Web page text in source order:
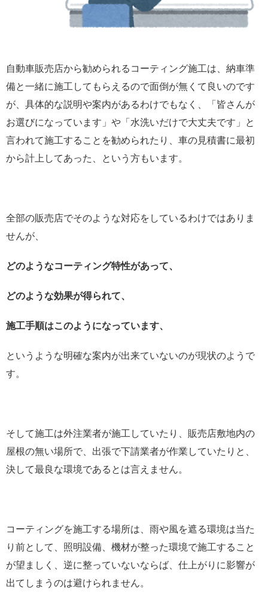
自動車販売店から勧められるコーティング施工は、納車準
備と一緒に施工してもらえるので面倒が無くて良いのです
が、具体的な説明や案内があるわけでもなく、「皆さんが
お選びになっています」や「水洗いだけで大丈夫です」と
言われて施工することを勧められたり、車の見積書に最初
から計上してあった、という方もいます。
全部の販売店でそのような対応をしているわけではありま
せんが、
どのようなコーティング特性があって、
どのような効果が得られて、
施工手順はこのようになっています、
というような明確な案内が出来ていないのが現状のようで
す。
そして施工は外注業者が施工していたり、販売店敷地内の
屋根の無い場所で、出張で下請業者が作業していたりと、
決して最良な環境であるとは言えません。
コーティングを施工する場所は、雨や風を遮る環境は当た
り前として、照明設備、機材が整った環境で施工すること
が望ましく、逆に整っていないならば、仕上がりに影響が
出てしまうのは避けられません。